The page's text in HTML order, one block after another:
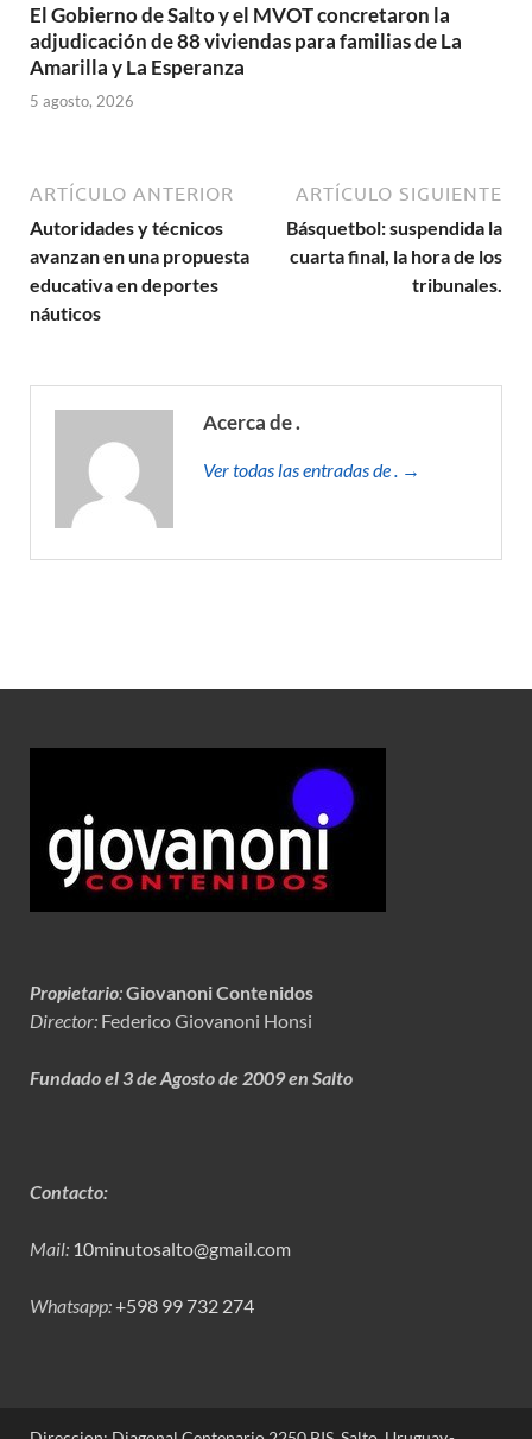
El Gobierno de Salto y el MVOT concretaron la
adjudicación de 88 viviendas para familias de La
Amarilla y La Esperanza
5 agosto, 2026
ARTÍCULO ANTERIOR
Autoridades y técnicos
avanzan en una propuesta
educativa en deportes
náuticos
ARTÍCULO SIGUIENTE
Básquetbol: suspendida la
cuarta final, la hora de los
tribunales.
Acerca de .
Ver todas las entradas de . →
Propietario:Giovanoni Contenidos
Director: Federico Giovanoni Honsi
Fundado el 3 de Agosto de 2009 en Salto
Contacto:
Mail: 10minutosalto@gmail.com
Whatsapp:+598 99 732 274